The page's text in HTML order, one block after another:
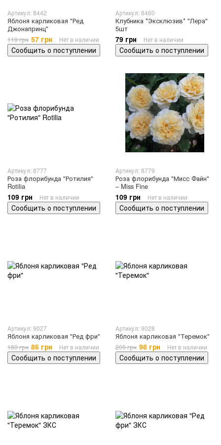
Артикул: 8442
Яблоня карликовая "Ред
Джонапринц"
119 грн 57 грн Нет в наличии
Сообщить о поступлении
Артикул: 8460
Клубника *Эксклюзив* "Лера"
5шт
79 грн Нет в наличии
Сообщить о поступлении
Артикул: 8777
Роза флорибунда "Ротилия"
Rotilia
109 грн Нет в наличии
Сообщить о поступлении
Артикул: 8779
Роза флорибунда "Мисс Файн"
– Miss Fine
109 грн Нет в наличии
Сообщить о поступлении
Артикул: 9027
Яблоня карликовая "Ред фри"
180 грн 86 грн Нет в наличии
Сообщить о поступлении
Артикул: 9028
Яблоня карликовая "Теремок"
205 грн 98 грн Нет в наличии
Сообщить о поступлении